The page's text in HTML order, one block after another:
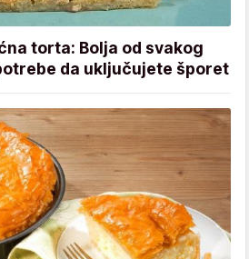
torta: Bolja od svakog
da uključujete šporet